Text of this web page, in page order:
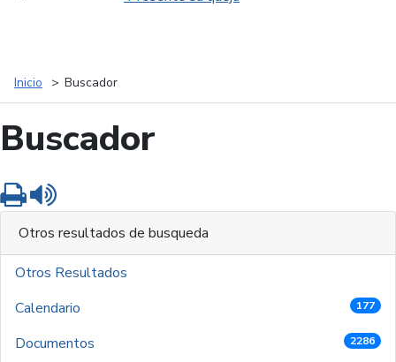
Inicio Buscador
Buscador
Imprimir
Otros resultados de busqueda
Otros Resultados
Calendario
177
Documentos 2286